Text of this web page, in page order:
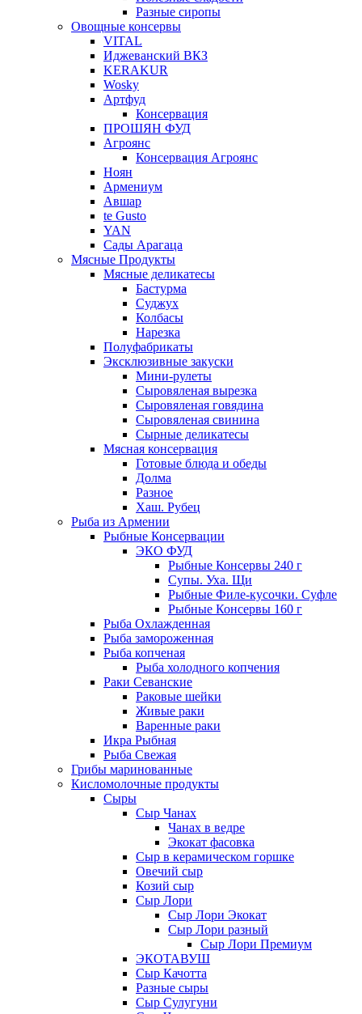
Разные сиропы
Овощные консервы
VITAL
Иджеванский ВКЗ
KERAKUR
Wosky
Артфуд
Консервация
ПРОШЯН ФУД
Агроянс
Консервация Агроянс
Ноян
Армениум
Авшар
te Gusto
YAN
Сады Арагаца
Мясные Продукты
Мясные деликатесы
Бастурма
Суджух
Колбасы
Нарезка
Полуфабрикаты
Эксклюзивные закуски
Мини-рулеты
Сыровяленая вырезка
Сыровяленая говядина
Сыровяленая свинина
Сырные деликатесы
Мясная консервация
Готовые блюда и обеды
Долма
Разное
Хаш. Рубец
Рыба из Армении
Рыбные Консервации
ЭКО ФУД
Рыбные Консервы 240 г
Супы. Уха. Щи
Рыбные Филе-кусочки. Суфле
Рыбные Консервы 160 г
Рыба Охлажденная
Рыба замороженная
Рыба копченая
Рыба холодного копчения
Раки Севанские
Раковые шейки
Живые раки
Варенные раки
Икра Рыбная
Рыба Свежая
Грибы маринованные
Кисломолочные продукты
Сыры
Сыр Чанах
Чанах в ведре
Экокат фасовка
Сыр в керамическом горшке
Овечий сыр
Козий сыр
Сыр Лори
Сыр Лори Экокат
Сыр Лори разный
Сыр Лори Премиум
ЭКОТАВУШ
Сыр Качотта
Разные сыры
Сыр Сулугуни